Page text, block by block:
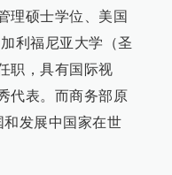
理硕士学位、美国
利福尼亚大学（圣
职，具有国际视
代表。而商务部原
和发展中国家在世